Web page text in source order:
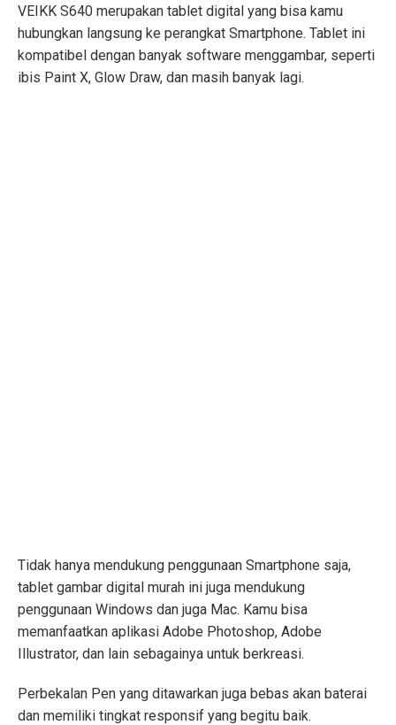
VEIKK S640 merupakan tablet digital yang bisa kamu
hubungkan langsung ke perangkat Smartphone. Tablet ini
kompatibel dengan banyak software menggambar, seperti
ibis Paint X, Glow Draw, dan masih banyak lagi.
Tidak hanya mendukung penggunaan Smartphone saja,
tablet gambar digital murah ini juga mendukung
penggunaan Windows dan juga Mac. Kamu bisa
memanfaatkan aplikasi Adobe Photoshop, Adobe
Illustrator, dan lain sebagainya untuk berkreasi.
Perbekalan Pen yang ditawarkan juga bebas akan baterai
dan memiliki tingkat responsif yang begitu baik.